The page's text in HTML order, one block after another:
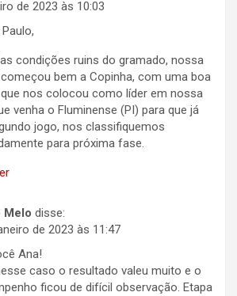
de 2023 às 10:03
condições ruins do gramado, nossa
bem a Copinha, com uma boa
nos colocou como líder em nossa
venha o Fluminense (PI) para que já
jogo, nos classifiquemos
para próxima fase.
Melo disse:
de 2023 às 11:47
Ana!
caso o resultado valeu muito e o
ficou de difícil observação. Etapa